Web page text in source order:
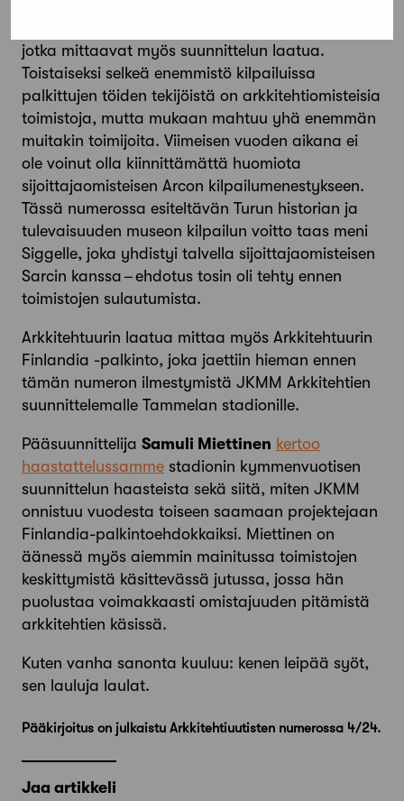
jotka mittaavat myös suunnittelun laatua.
Toistaiseksi selkeä enemmistö kilpailuissa
palkittujen ­töiden tekijöistä on arkkitehtiomisteisia
toimistoja, mutta mukaan mahtuu yhä enemmän
muitakin toimijoita. Viimeisen vuoden aikana ei
ole voinut olla kiinnittämättä huomiota
sijoittajaomisteisen Arcon kilpailumenestykseen.
Tässä numerossa esiteltävän Turun historian ja
tulevaisuuden museon kilpailun voitto taas meni
Siggelle, joka yhdistyi talvella sijoittajaomisteisen
Sarcin kanssa – ­ehdotus tosin oli tehty ennen
toimistojen sulautumista.
Arkkitehtuurin laatua mittaa myös Arkkitehtuurin
Finlandia -palkinto, joka jaettiin hieman ennen
tämän numeron ilmestymistä JKMM Arkkitehtien
suunnittelemalle Tammelan stadionille.
Pääsuunnittelija Samuli Miettinen kertoo
haastattelussamme stadionin kymmenvuotisen
suunnittelun haasteista sekä siitä, miten JKMM
onnistuu vuodesta toiseen saamaan projektejaan
Finlandia-palkintoehdokkaiksi. Miet­tinen on
äänessä myös aiemmin maini­tussa toimistojen
keskittymistä käsittevässä jutussa, jossa hän
puolustaa voimakkaasti omistajuuden pitämistä
arkkitehtien käsissä.
Kuten vanha sanonta kuuluu: kenen leipää syöt,
sen lauluja laulat.
Pääkirjoitus on julkaistu Arkkitehtiuutisten numerossa 4/24.
Jaa artikkeli